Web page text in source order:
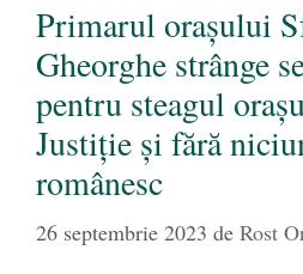
Primarul orașului
Gheorghe strânge
pentru steagul
Justiție și fără
românesc
26 septembrie 2023 de Rost